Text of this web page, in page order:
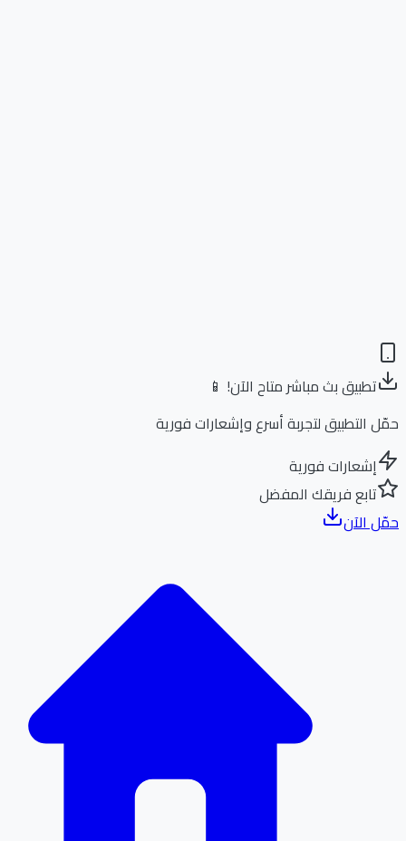
تطبيق بث مباشر متاح الآن! 📱
التطبيق لتجربة أسرع وإشعارات فورية
إشعارات فورية
تابع فريقك المفضل
الآن